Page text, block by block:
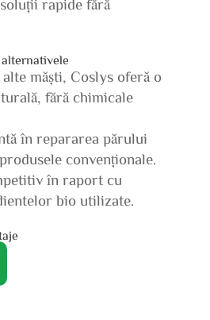
rapide fără
măști, Coslys oferă o
fără chimicale
în repararea părului
convenționale.
în raport cu
bio utilizate.